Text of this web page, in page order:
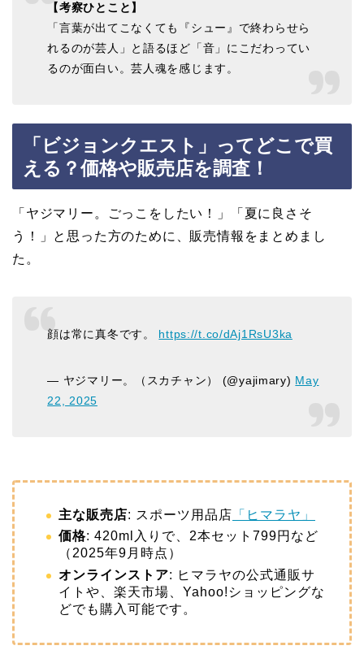
【考察ひとこと】
「言葉が出てこなくても『シュー』で終わらせら
れるのが芸人」と語るほど「音」にこだわってい
るのが面白い。芸人魂を感じます。
「ビジョンクエスト」ってどこで買
える？価格や販売店を調査！
「ヤジマリー。ごっこをしたい！」「夏に良さそ
う！」と思った方のために、販売情報をまとめまし
た。
顔は常に真冬です。 https://t.co/dAj1RsU3ka
— ヤジマリー。（スカチャン） (@yajimary) May
22, 2025
主な販売店: スポーツ用品店 「ヒマラヤ」
価格: 420ml入りで、2本セット799円など
（2025年9月時点）
オンラインストア: ヒマラヤの公式通販サ
イトや、楽天市場、Yahoo!ショッピングな
どでも購入可能です。